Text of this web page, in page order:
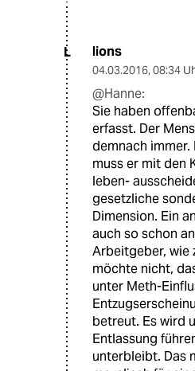
L lions
04.03.2016, 08:34
@Hanne:
Sie haben
erfasst. Der
demnach
muss er mit den
leben-
gesetzliche
Dimension. Ein
auch so schon
Arbeitgeber, wie
möchte nicht,
unter Meth-
betreut. Es wird
Entlassung
unterbleibt. Das